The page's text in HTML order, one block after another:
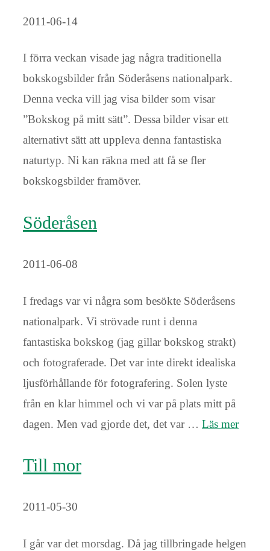
2011-06-14
I förra veckan visade jag några traditionella
bokskogsbilder från Söderåsens nationalpark.
Denna vecka vill jag visa bilder som visar
”Bokskog på mitt sätt”. Dessa bilder visar ett
alternativt sätt att uppleva denna fantastiska
naturtyp. Ni kan räkna med att få se fler
bokskogsbilder framöver.
Söderåsen
2011-06-08
I fredags var vi några som besökte Söderåsens
nationalpark. Vi strövade runt i denna
fantastiska bokskog (jag gillar bokskog strakt)
och fotograferade. Det var inte direkt idealiska
ljusförhållande för fotografering. Solen lyste
från en klar himmel och vi var på plats mitt på
dagen. Men vad gjorde det, det var … Läs mer
Till mor
2011-05-30
I går var det morsdag. Då jag tillbringade helgen